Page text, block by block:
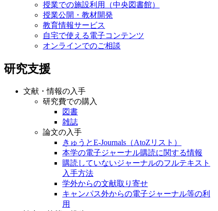
授業での施設利用（中央図書館）
授業公開・教材開発
教育情報サービス
自宅で使える電子コンテンツ
オンラインでのご相談
研究支援
文献・情報の入手
研究費での購入
図書
雑誌
論文の入手
きゅうとE-Journals（AtoZリスト）
本学の電子ジャーナル購読に関する情報
購読していないジャーナルのフルテキスト
入手方法
学外からの文献取り寄せ
キャンパス外からの電子ジャーナル等の利
用